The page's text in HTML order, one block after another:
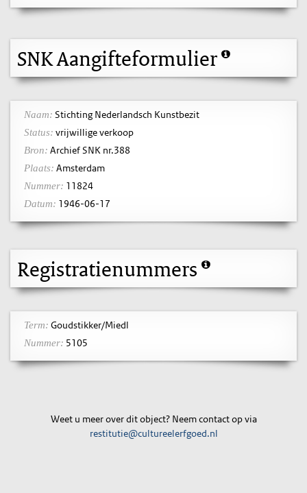
SNK Aangifteformulier
Naam: Stichting Nederlandsch Kunstbezit
Status: vrijwillige verkoop
Bron: Archief SNK nr.388
Plaats: Amsterdam
Nummer: 11824
Datum: 1946-06-17
Registratienummers
Term: Goudstikker/Miedl
Nummer: 5105
Weet u meer over dit object? Neem contact op via
restitutie@cultureelerfgoed.nl